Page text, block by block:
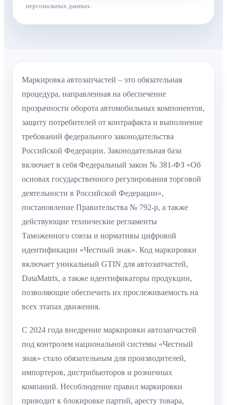
персональных данных.
Маркировка автозапчастей – это обязательная
процедура, направленная на обеспечение
прозрачности оборота автомобильных компонентов,
защиту потребителей от контрафакта и выполнение
требований федерального законодательства
Российской Федерации. Законодательная база
включает в себя Федеральный закон № 381-ФЗ «Об
основах государственного регулирования торговой
деятельности в Российской Федерации»,
постановление Правительства № 792-р, а также
действующие технические регламенты
Таможенного союза и нормативы цифровой
идентификации «Честный знак». Код маркировки
включает уникальный GTIN для автозапчастей,
DataMatrix, а также идентификаторы продукции,
позволяющие обеспечить их прослеживаемость на
всех этапах движения.
С 2024 года внедрение маркировки автозапчастей
под контролем национальной системы «Честный
знак» стало обязательным для производителей,
импортеров, дистрибьюторов и розничных
компаний. Несоблюдение правил маркировки
приводит к блокировке партий, аресту товара,